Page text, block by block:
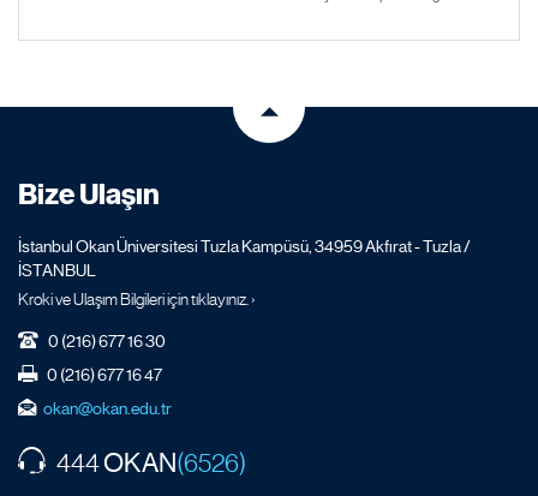
Bize Ulaşın
İstanbul Okan Üniversitesi Tuzla Kampüsü, 34959 Akfırat - Tuzla /
İSTANBUL
Kroki ve Ulaşım Bilgileri için tıklayınız. ›
0 (216) 677 16 30
0 (216) 677 16 47
okan@okan.edu.tr
444OKAN(6526)